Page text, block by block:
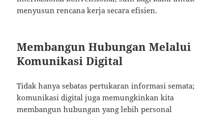
menyusun rencana kerja secara efisien.
Membangun Hubungan Melalui
Komunikasi Digital
Tidak hanya sebatas pertukaran informasi semata;
komunikasi digital juga memungkinkan kita
membangun hubungan yang lebih personal